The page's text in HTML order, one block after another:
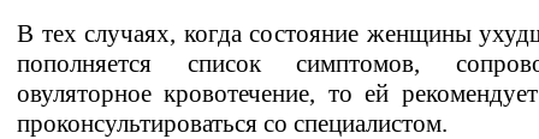
В тех случаях, когда состояние женщины
пополняется список симптомов,
овуляторное кровотечение, то ей
проконсультироваться со специалистом.